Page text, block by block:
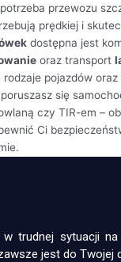
przewozu
prędkiej i
dostępna jest
oraz transport
pojazdów
się
czy TIR-em –
Ci
trudnej sytuacji
jest do Twojej